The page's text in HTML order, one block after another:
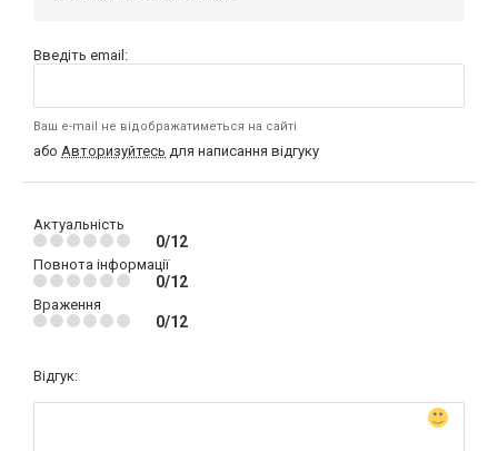
Введіть email:
Ваш e-mail не відображатиметься на сайті
або Авторизуйтесь для написання відгуку
Актуальність
0/12
Повнота інформації
0/12
Враження
0/12
Відгук: